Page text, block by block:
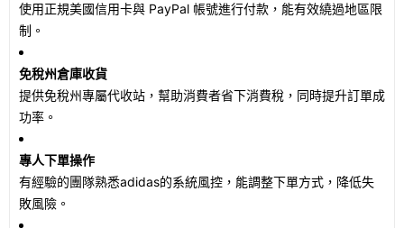
使用正規美國信用卡與 PayPal 帳號進行付款，能有效繞過地區限
制。
免稅州倉庫收貨
提供免稅州專屬代收站，幫助消費者省下消費稅，同時提升訂單成
功率。
專人下單操作
有經驗的團隊熟悉adidas的系統風控，能調整下單方式，降低失
敗風險。